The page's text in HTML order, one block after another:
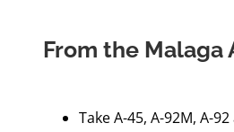
From the Malaga
Take A-45, A-92M, A-